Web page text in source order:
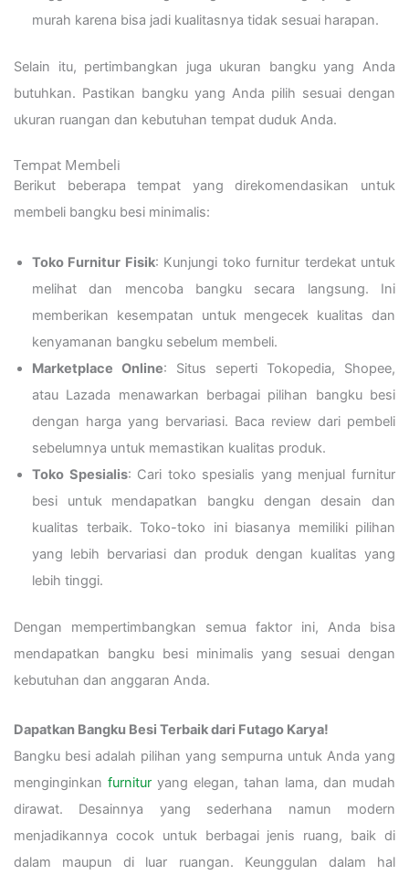
murah karena bisa jadi kualitasnya tidak sesuai harapan.
Selain itu, pertimbangkan juga ukuran bangku yang Anda
butuhkan. Pastikan bangku yang Anda pilih sesuai dengan
ukuran ruangan dan kebutuhan tempat duduk Anda.
Tempat Membeli
Berikut beberapa tempat yang direkomendasikan untuk
membeli bangku besi minimalis:
Toko Furnitur Fisik: Kunjungi toko furnitur terdekat untuk
melihat dan mencoba bangku secara langsung. Ini
memberikan kesempatan untuk mengecek kualitas dan
kenyamanan bangku sebelum membeli.
Marketplace Online: Situs seperti Tokopedia, Shopee,
atau Lazada menawarkan berbagai pilihan bangku besi
dengan harga yang bervariasi. Baca review dari pembeli
sebelumnya untuk memastikan kualitas produk.
Toko Spesialis: Cari toko spesialis yang menjual furnitur
besi untuk mendapatkan bangku dengan desain dan
kualitas terbaik. Toko-toko ini biasanya memiliki pilihan
yang lebih bervariasi dan produk dengan kualitas yang
lebih tinggi.
Dengan mempertimbangkan semua faktor ini, Anda bisa
mendapatkan bangku besi minimalis yang sesuai dengan
kebutuhan dan anggaran Anda.
Dapatkan Bangku Besi Terbaik dari Futago Karya!
Bangku besi adalah pilihan yang sempurna untuk Anda yang
menginginkan furnitur yang elegan, tahan lama, dan mudah
dirawat. Desainnya yang sederhana namun modern
menjadikannya cocok untuk berbagai jenis ruang, baik di
dalam maupun di luar ruangan. Keunggulan dalam hal